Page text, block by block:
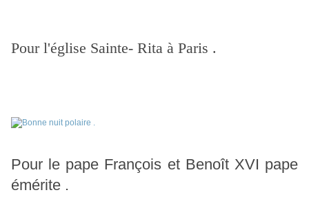
Pour l'église Sainte- Rita à Paris .
Pour le pape François et Benoît XVI pape
émérite .